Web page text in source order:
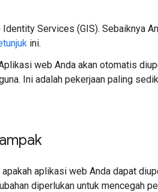
Services (GIS). Sebaiknya
ini.
web Anda akan otomatis
Ini adalah pekerjaan paling
apakah aplikasi web Anda dapat
diperlukan untuk